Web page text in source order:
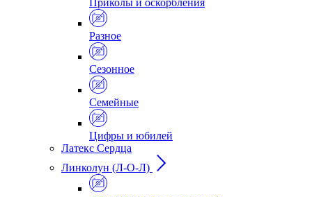
Приколы и оскорбления
Разное
Сезонное
Семейные
Цифры и юбилей
Латекс Сердца
Линколун (Л-О-Л)